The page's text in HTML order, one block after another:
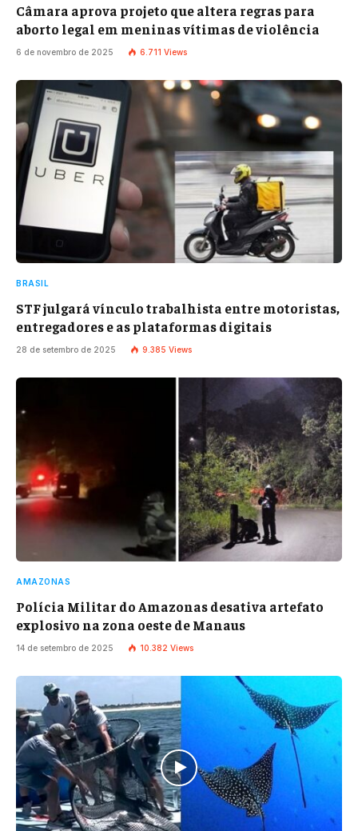
Câmara aprova projeto que altera regras para
aborto legal em meninas vítimas de violência
6 de novembro de 2025 6.711 Views
BRASIL
STF julgará vínculo trabalhista entre motoristas,
entregadores e as plataformas digitais
28 de setembro de 2025 9.385 Views
AMAZONAS
Polícia Militar do Amazonas desativa artefato
explosivo na zona oeste de Manaus
14 de setembro de 2025 10.382 Views